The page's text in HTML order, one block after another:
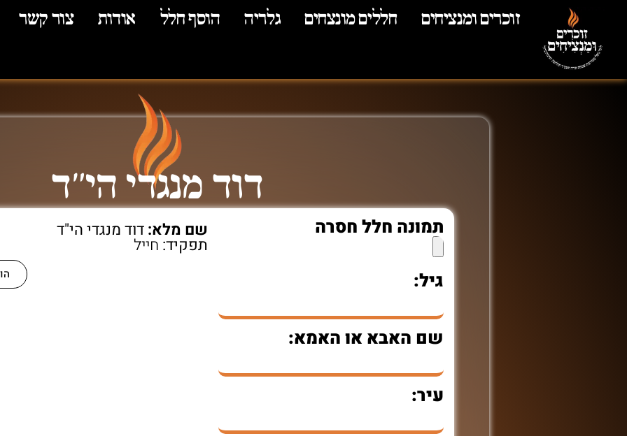
זוכרים ומנציחים חללים מונצחים גלריה הוסף חלל אודות צור קשר
דוד מנגדי הי"ד
תמונה חלל חסרה
גיל:
שם האבא או האמא:
עיר:
שם מלא:דוד מנגדי הי"ד
תפקיד: חייל